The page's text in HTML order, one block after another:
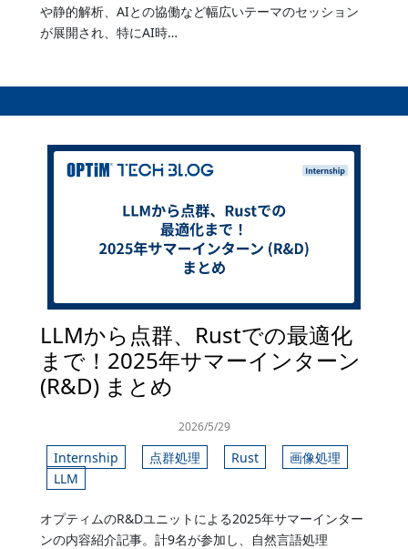
や静的解析、AIとの協働など幅広いテーマのセッション
が展開され、特にAI時…
LLMから点群、Rustでの最適化
まで！2025年サマーインターン
(R&D) まとめ
2026/5/29
Internship 点群処理 Rust
画像処理
LLM
オプティムのR&Dユニットによる2025年サマーインター
ンの内容紹介記事。計9名が参加し、自然言語処理